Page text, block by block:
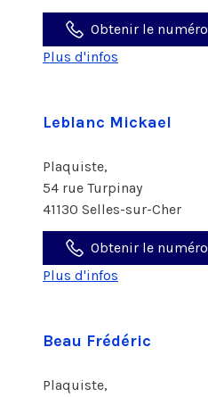
Obtenir le numéro
Plus d'infos
Leblanc Mickael
Plaquiste,
54 rue Turpinay
41130 Selles-sur-Cher
Obtenir le numéro
Plus d'infos
Beau Frédéric
Plaquiste,